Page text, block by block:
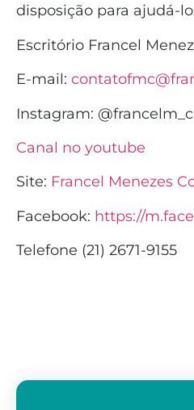
disposição para ajudá-
Escritório Francel
E-mail:
Instagram:
Canal no youtube
Site: Francel Menezes
Facebook: https://
Telefone (21) 2671-9155